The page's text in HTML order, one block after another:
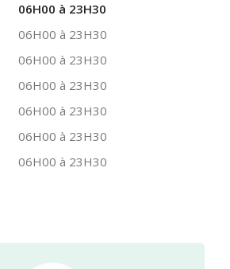
06H00 à 23H30
06H00 à 23H30
06H00 à 23H30
06H00 à 23H30
06H00 à 23H30
06H00 à 23H30
06H00 à 23H30